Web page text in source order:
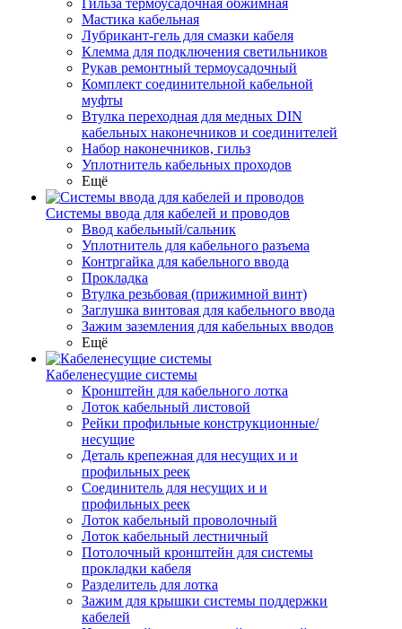
Гильза термоусадочная обжимная
Мастика кабельная
Лубрикант-гель для смазки кабеля
Клемма для подключения светильников
Рукав ремонтный термоусадочный
Комплект соединительной кабельной
муфты
Втулка переходная для медных DIN
кабельных наконечников и соединителей
Набор наконечников, гильз
Уплотнитель кабельных проходов
Ещё
Системы ввода для кабелей и проводов
Ввод кабельный/сальник
Уплотнитель для кабельного разъема
Контргайка для кабельного ввода
Прокладка
Втулка резьбовая (прижимной винт)
Заглушка винтовая для кабельного ввода
Зажим заземления для кабельных вводов
Ещё
Кабеленесущие системы
Кронштейн для кабельного лотка
Лоток кабельный листовой
Рейки профильные конструкционные/
несущие
Деталь крепежная для несущих и и
профильных реек
Соединитель для несущих и и
профильных реек
Лоток кабельный проволочный
Лоток кабельный лестничный
Потолочный кронштейн для системы
прокладки кабеля
Разделитель для лотка
Зажим для крышки системы поддержки
кабелей